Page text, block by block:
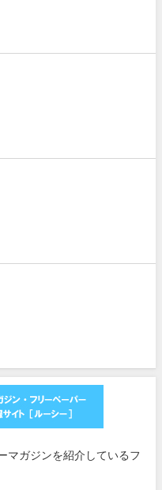
マガジンを紹介しているフ